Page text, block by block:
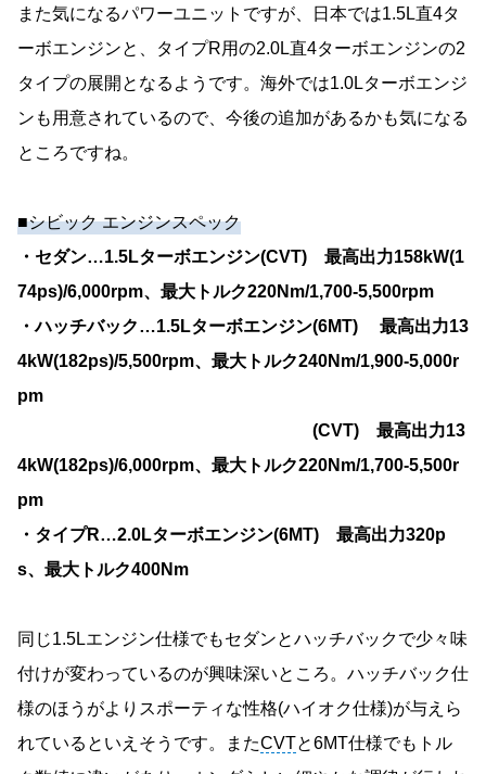
また気になるパワーユニットですが、日本では1.5L直4タ
ーボエンジンと、タイプR用の2.0L直4ターボエンジンの2
タイプの展開となるようです。海外では1.0Lターボエンジ
ンも用意されているので、今後の追加があるかも気になる
ところですね。
■シビック エンジンスペック
・セダン…1.5Lターボエンジン(CVT) 最高出力158kW(1
74ps)/6,000rpm、最大トルク220Nm/1,700-5,500rpm
・ハッチバック…1.5Lターボエンジン(6MT) 最高出力13
4kW(182ps)/5,500rpm、最大トルク240Nm/1,900-5,000r
pm
(CVT) 最高出力13
4kW(182ps)/6,000rpm、最大トルク220Nm/1,700-5,500r
pm
・タイプR…2.0Lターボエンジン(6MT) 最高出力320p
s、最大トルク400Nm
同じ1.5Lエンジン仕様でもセダンとハッチバックで少々味
付けが変わっているのが興味深いところ。ハッチバック仕
様のほうがよりスポーティな性格(ハイオク仕様)が与えら
れているといえそうです。またCVTと6MT仕様でもトル